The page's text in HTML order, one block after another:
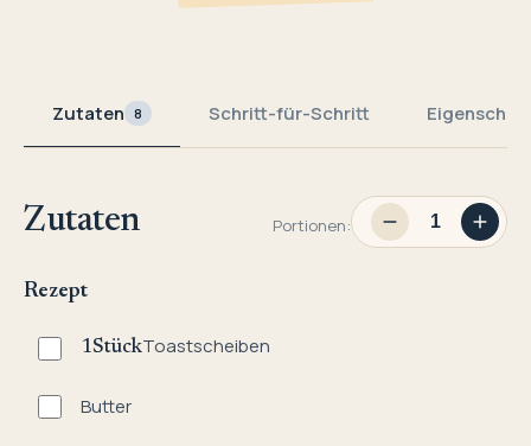
Zutaten 8 Schritt-für-Schritt
Zutaten Portionen:
Rezept
1StückToastscheiben
Butter